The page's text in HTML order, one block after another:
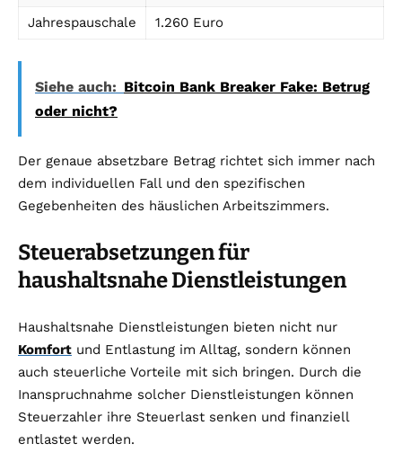
Jahrespauschale
1.260 Euro
Siehe auch: Bitcoin Bank Breaker Fake: Betrug
oder nicht?
Der genaue absetzbare Betrag richtet sich immer nach
dem individuellen Fall und den spezifischen
Gegebenheiten des häuslichen Arbeitszimmers.
Steuerabsetzungen für
haushaltsnahe Dienstleistungen
Haushaltsnahe Dienstleistungen bieten nicht nur
Komfort und Entlastung im Alltag, sondern können
auch steuerliche Vorteile mit sich bringen. Durch die
Inanspruchnahme solcher Dienstleistungen können
Steuerzahler ihre Steuerlast senken und finanziell
entlastet werden.